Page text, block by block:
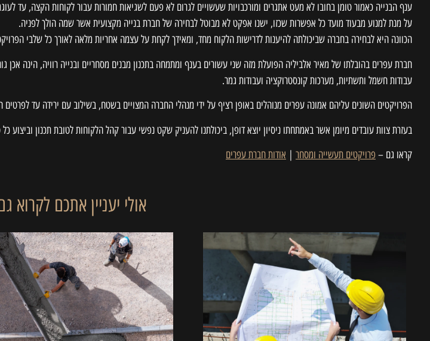
ענף הבנייה כאמור טומן בחובו לא מעט אתגרים ומורכבויות שעשויים לגרום לא פעם לשגיאות חמורות עבור לקוחות הקצה, עד
על מנת למנוע מבעוד מועד כל אפשרות שכזו, ישנו אפקט לא מבוטל לבחירה של חברת בנייה מקצועית אשר שמה הולך לפניה.
הכוונה היא לבחירה בחברה שביכולתה להיענות לדרישות הלקוח מחד, ומאידך לקחת על עצמה אחריות מלאה לאורך כל שלבי
חברת עפרים בהובלתו של מאיר אלביליה הפועלת מזה שני עשורים בענף ומתמחה בתכנון מבנים מסחריים ובנייה רוויה, הינה אכן
עבודות חשמל ותשתיות, מערכות קונסטרוקציה ועבודות גמר.
הפרויקטים השונים עליהם אמונה עפרים מנוהלים באופן רציף על ידי מנהלי החברה המצויים בשטח, בשילוב עם ירידה עד לפרטים
בעזרת צוות עובדים מיומן אשר באמתחתו ניסיון יוצא דופן, ביכולתנו להעניק שקט נפשי עבור קהל הלקוחות לטובת תכנון
קראו גם – פרויקטים תעשייה ומסחר | אודות חברת עפרים
אולי יעניין אתכם לקרוא